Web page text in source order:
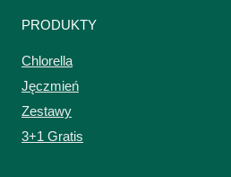
PRODUKTY
Chlorella
Jęczmień
Zestawy
3+1 Gratis